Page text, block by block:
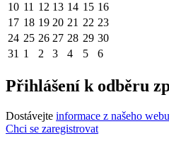
10 11 12 13 14 15 16
17 18 19 20 21 22 23
24 25 26 27 28 29 30
31 1 2 3 4 5 6
Přihlášení k odběru
Dostávejte informace z našeho webu
Chci se zaregistrovat